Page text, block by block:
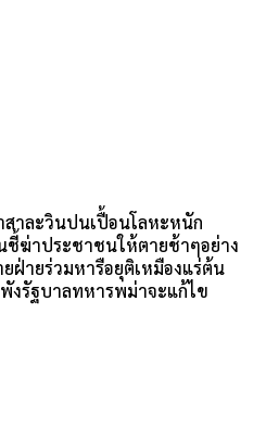
าละวินปนเปื้อนโลหะหนัก
ฆ่าประชาชนให้ตายช้าๆอย่าง
ฝ่ายร่วมหารือยุติเหมืองแร่ต้น
งรัฐบาลทหารพม่าจะแก้ไข